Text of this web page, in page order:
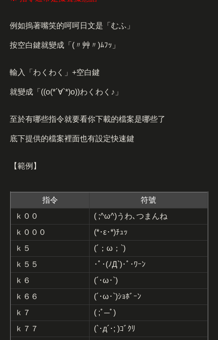
例如摀著嘴笑的呵呵日文是「むふ」
按空白鍵就變成「(〃艸〃)ﾑﾌｯ」
輸入「わくわく」+空白鍵
就變成「((o(*´∀`*)o))わくわく♪」
至於有哪些指令就要看你下載的檔案是哪些了
底下提供的檔案裡面也有設定快速鍵
【範例】
指令
符號
ｋ００
( ;^ω^)うわ､つまんね
ｋ０００
(*･ε･*)ﾁｭｯ
ｋ５
(´；ω；`)
ｋ５５
･ﾟ･(ﾉД`)･ﾟ･ﾜｰﾝ
ｋ６
(´･ω･`)
ｋ６６
(´･ω･`)ｼｮﾎﾞｰﾝ
ｋ７
( ;ﾟ─ﾟ)
ｋ７７
(`･д´･; )ｺﾞｸﾘ